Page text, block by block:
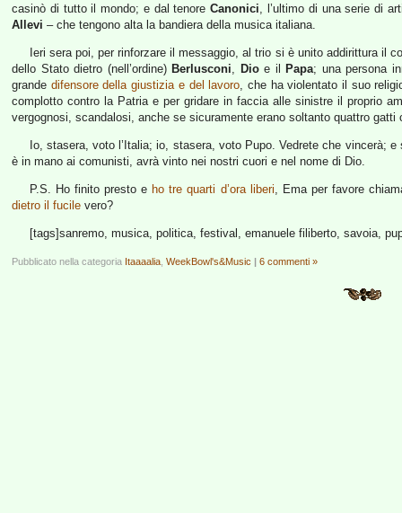
casinò di tutto il mondo; e dal tenoreCanonici, l’ultimo di una serie di
Allevi – che tengono alta la bandiera della musica italiana.
Ieri sera poi, per rinforzare il messaggio, al trio si è unito addirittura il
dello Stato dietro (nell’ordine) Berlusconi, Dioe il Papa; una persona
grande difensore della giustizia e del lavoro, che ha violentato il suo
complotto contro la Patria e per gridare in faccia alle sinistre il proprio
vergognosi, scandalosi, anche se sicuramente erano soltanto quattro
Io, stasera, voto l’Italia; io, stasera, voto Pupo. Vedrete che vincerà;
è in mano ai comunisti, avrà vinto nei nostri cuori e nel nome di Dio.
P.S. Ho finito presto e ho tre quarti d’ora liberi, Ema per favore
dietro il fucile vero?
[tags]sanremo, musica, politica, festival, emanuele filiberto, savoia,
Pubblicato nella categoria Itaaaalia WeekBowl's&Music | 6 commenti »